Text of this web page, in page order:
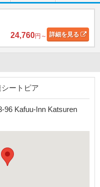
24,760円～ 詳細を見る
ートピア
96 Kafuu-Inn Katsuren